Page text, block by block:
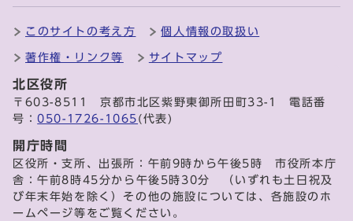
このサイトの考え方 個人情報の取扱い
著作権・リンク等 サイトマップ
北区役所
〒603-8511 京都市北区紫野東御所田町33-1 電話番
号：050-1726-1065 (代表)
開庁時間
区役所・支所、出張所：午前9時から午後5時 市役所本庁
舎：午前8時45分から午後5時30分 （いずれも土日祝及
び年末年始を除く）その他の施設については、各施設のホ
ームページ等をご覧ください。